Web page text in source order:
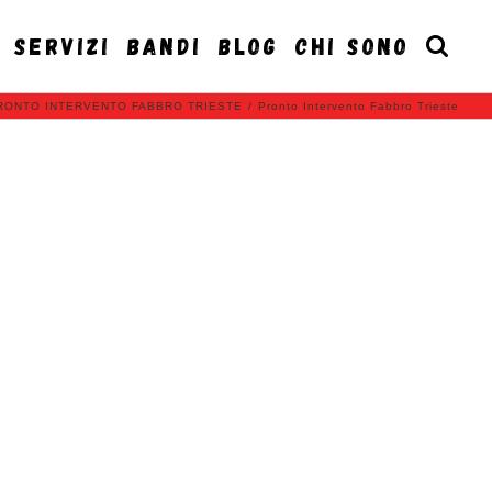
SERVIZI BANDI BLOG CHI SONO
INTERVENTO FABBRO TRIESTE / Pronto Intervento Fabbro Trieste